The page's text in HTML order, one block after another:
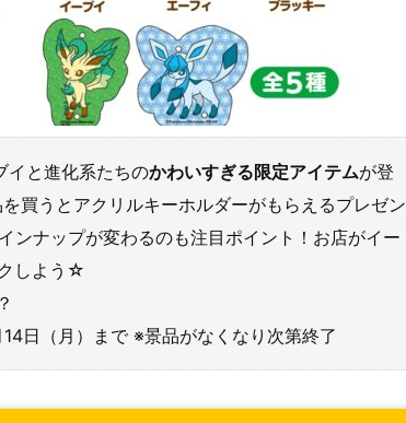
イと進化系たちのかわいすぎる限定アイテムが登
買うとアクリルキーホルダーがもらえるプレゼン
ンナップが変わるのも注目ポイント！お店がイー
しよう☆
日（月）まで ※景品がなくなり次第終了